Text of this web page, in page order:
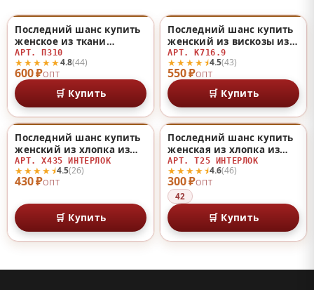
♡
600 ₽ОПТ
★★★★★4.8(44)
Последний шанс купить
женское из ткани
«масло» из ткани
«масло»
АРТ. П310
🛒 Купить
♡
550 ₽ОПТ
★★★★⯨4.5(43)
Последний шанс купить
женский из вискозы из
вискозы
АРТ. К716.9
🛒 Купить
♡
430 ₽ОПТ
★★★★⯨4.5(26)
Последний шанс купить
женский из хлопка из
хлопка
АРТ. Х435 ИНТЕРЛОК
🛒 Купить
♡
300 ₽ОПТ
★★★★⯨4.6(46)
Последний шанс купить
женская из хлопка из
хлопка
АРТ. Т25 ИНТЕРЛОК
42
🛒 Купить